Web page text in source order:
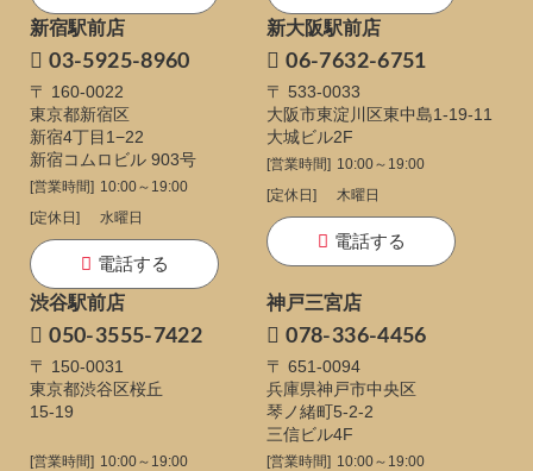
新宿駅前店
03-5925-8960
〒 160-0022
東京都新宿区
新宿4丁目1−22
新宿コムロビル 903号
[営業時間] 10:00～19:00
[定休日]
水曜日
電話する
新大阪駅前店
06-7632-6751
〒 533-0033
大阪市東淀川区東中島1-19-11
大城ビル2F
[営業時間] 10:00～19:00
[定休日]
木曜日
電話する
渋谷駅前店
050-3555-7422
〒 150-0031
東京都渋谷区桜丘
15-19
[営業時間] 10:00～19:00
神戸三宮店
078-336-4456
〒 651-0094
兵庫県神戸市中央区
琴ノ緒町5-2-2
三信ビル4F
[営業時間] 10:00～19:00